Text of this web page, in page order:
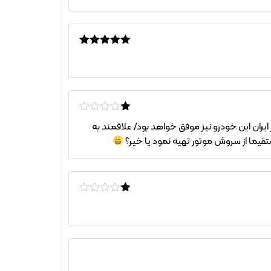
ره
1
از
5
بازار ایران این خودرو نیز موفق خواهد بود/ علاقمند به
از سروش موتور تهیه نمود یا خیر؟
5